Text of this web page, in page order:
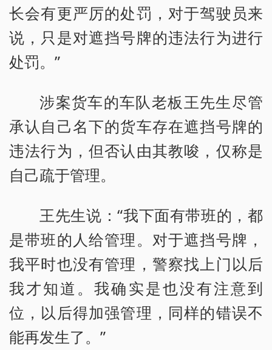
长会有更严厉的处罚，对于驾驶员来
说，只是对遮挡号牌的违法行为进行
处罚。”
涉案货车的车队老板王先生尽管
承认自己名下的货车存在遮挡号牌的
违法行为，但否认由其教唆，仅称是
自己疏于管理。
王先生说：“我下面有带班的，都
是带班的人给管理。对于遮挡号牌，
我平时也没有管理，警察找上门以后
我才知道。我确实是也没有注意到
位，以后得加强管理，同样的错误不
能再发生了。”